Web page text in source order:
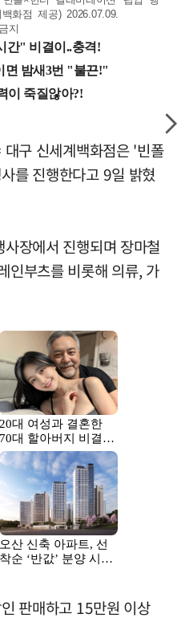
화점 제공) 2026.07.09.
지
구 신세계백화점은 '빈폴
를 진행한다고 9일 밝혔
장에서 진행되며 장마철
인부츠를 비롯해 의류, 가
판매하고 15만원 이상